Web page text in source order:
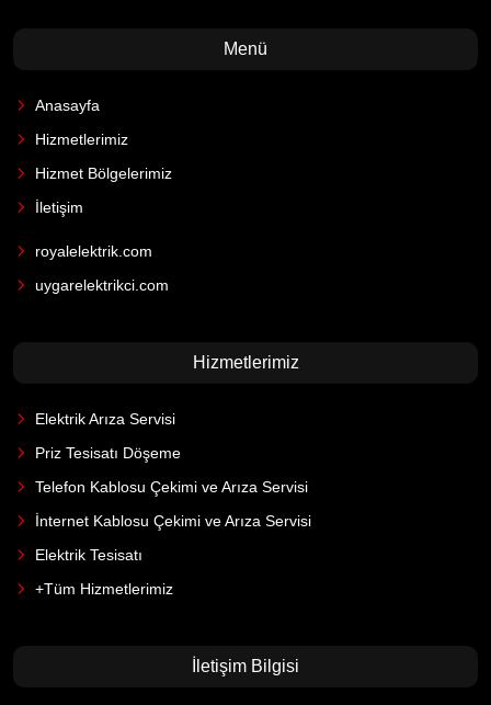
Menü
Anasayfa
Hizmetlerimiz
Hizmet Bölgelerimiz
İletişim
royalelektrik.com
uygarelektrikci.com
Hizmetlerimiz
Elektrik Arıza Servisi
Priz Tesisatı Döşeme
Telefon Kablosu Çekimi ve Arıza Servisi
İnternet Kablosu Çekimi ve Arıza Servisi
Elektrik Tesisatı
+Tüm Hizmetlerimiz
İletişim Bilgisi